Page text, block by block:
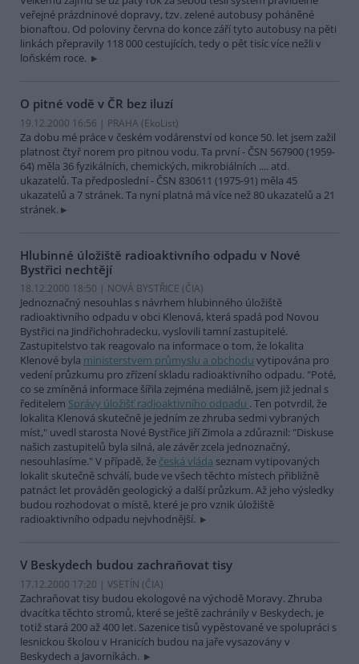
veřejné prázdninové dopravy, tzv. zelené autobusy poháněné
bionaftou. Od poloviny června do konce září tyto autobusy na pěti
linkách přepravily 118 000 cestujících, tedy o pět tisíc více nežli v
loňském roce.
O pitné vodě v ČR bez iluzí
19.12.2000 16:56 | PRAHA (EkoList)
Za dobu mé práce v českém vodárenství od konce 50. let jsem zažil
platnost čtyř norem pro pitnou vodu. Ta první - ČSN 567900 (1959-
64) měla 36 fyzikálních, chemických, mikrobiálních .... atd.
ukazatelů. Ta předposlední - ČSN 830611 (1975-91) měla 45
ukazatelů a 7 stránek. Ta nyní platná má více než 80 ukazatelů a 21
stránek.
Hlubinné úložiště radioaktivního odpadu v Nové
Bystřici nechtějí
18.12.2000 18:50 | NOVÁ BYSTŘICE (ČIA)
Jednoznačný nesouhlas s návrhem hlubinného úložiště
radioaktivního odpadu v obci Klenová, která spadá pod Novou
Bystřici na Jindřichohradecku, vyslovili tamní zastupitelé.
Zastupitelstvo tak reagovalo na informace o tom, že lokalita
Klenové byla ministerstvem průmyslu a obchodu vytipována pro
vedení průzkumu pro zřízení skladu radioaktivního odpadu. "Poté,
co se zmíněná informace šířila zejména mediálně, jsem již jednal s
ředitelem Správy úložišť radioaktivního odpadu . Ten potvrdil, že
lokalita Klenová skutečně je jedním ze zhruba sedmi vybraných
míst," uvedl starosta Nové Bystřice Jiří Zimola a zdůraznil: "Diskuse
našich zastupitelů byla silná, ale závěr zcela jednoznačný,
nesouhlasíme." V případě, že česká vláda seznam vytipovaných
lokalit skutečně schválí, bude ve všech těchto místech přibližně
patnáct let prováděn geologický a další průzkum. Až jeho výsledky
budou rozhodovat o místě, které je pro vznik úložiště
radioaktivního odpadu nejvhodnější.
V Beskydech budou zachraňovat tisy
17.12.2000 17:20 | VSETÍN (ČIA)
Zachraňovat tisy budou ekologové na východě Moravy. Zhruba
dvacítka těchto stromů, které se ještě zachránily v Beskydech, je
totiž stará 200 až 400 let. Sazenice tisů vypěstované ve spolupráci s
lesnickou školou v Hranicích budou na jaře vysazovány v
Beskydech a Javorníkách.